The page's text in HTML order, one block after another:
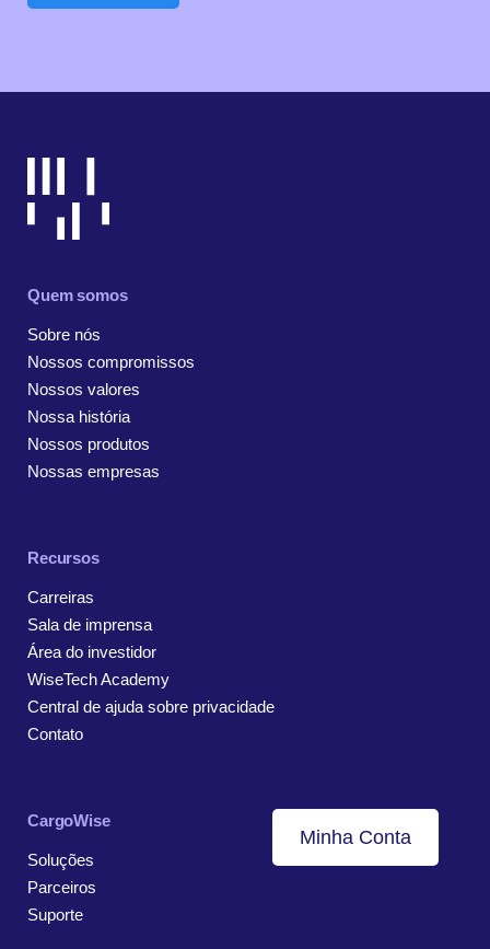
Quem somos
Sobre nós
Nossos compromissos
Nossos valores
Nossa história
Nossos produtos
Nossas empresas
Recursos
Carreiras
Sala de imprensa
Área do investidor
WiseTech Academy
Central de ajuda sobre privacidade
Contato
CargoWise
Soluções
Parceiros
Suporte
Minha Conta